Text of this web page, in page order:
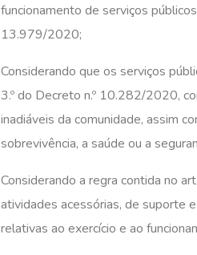
funcionamento de serviços
13.979/2020;
Considerando que os serviços
3.º do Decreto n.º 10.282/2020,
inadiáveis da comunidade, assim
sobrevivência, a saúde ou a
Considerando a regra contida no
atividades acessórias, de suporte
relativas ao exercício e ao